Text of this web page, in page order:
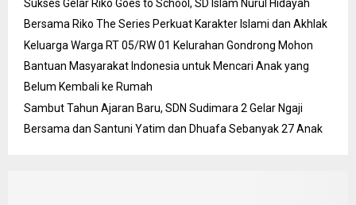
Sukses Gelar Riko Goes to School, SD Islam Nurul Hidayah
Bersama Riko The Series Perkuat Karakter Islami dan Akhlak
Keluarga Warga RT 05/RW 01 Kelurahan Gondrong Mohon
Bantuan Masyarakat Indonesia untuk Mencari Anak yang
Belum Kembali ke Rumah
Sambut Tahun Ajaran Baru, SDN Sudimara 2 Gelar Ngaji
Bersama dan Santuni Yatim dan Dhuafa Sebanyak 27 Anak